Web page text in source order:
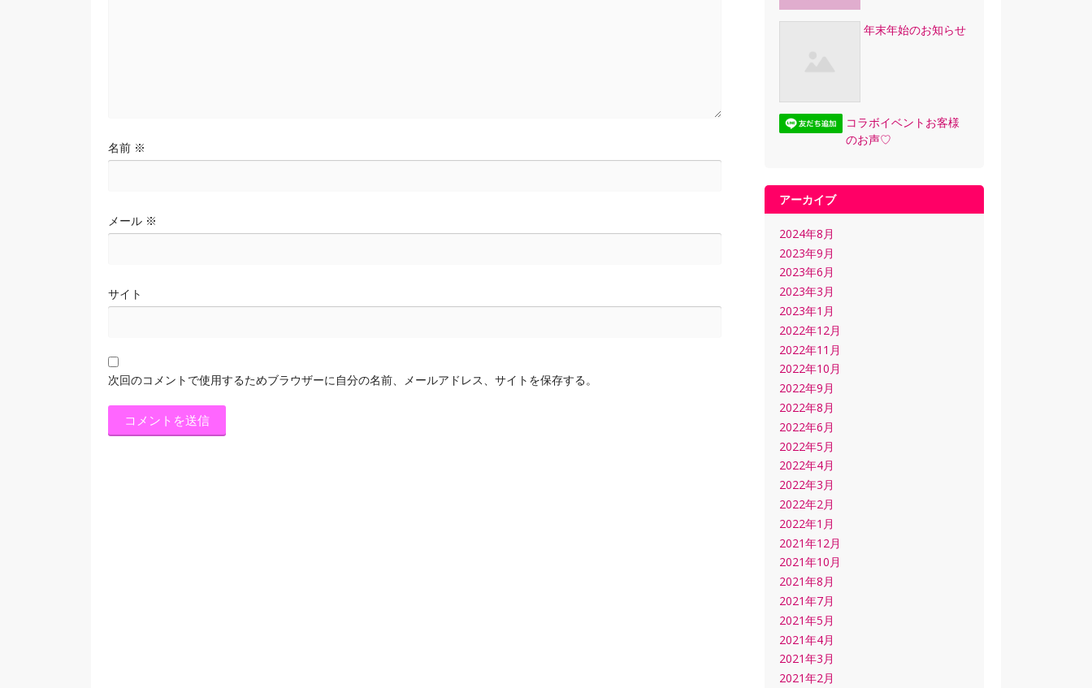
名前 ※
メール ※
サイト
次回のコメントで使用するためブラウザーに自分の名前、メールアドレス、サイトを保存する。
年末年始のお知らせ
コラボイベントお客様
のお声♡
アーカイブ
2024年8月
2023年9月
2023年6月
2023年3月
2023年1月
2022年12月
2022年11月
2022年10月
2022年9月
2022年8月
2022年6月
2022年5月
2022年4月
2022年3月
2022年2月
2022年1月
2021年12月
2021年10月
2021年8月
2021年7月
2021年5月
2021年4月
2021年3月
2021年2月